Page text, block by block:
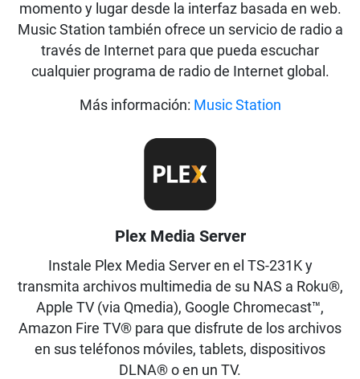
momento y lugar desde la interfaz basada en web.
Music Station también ofrece un servicio de radio a
través de Internet para que pueda escuchar
cualquier programa de radio de Internet global.
Más información: Music Station
Plex Media Server
Instale Plex Media Server en el TS-231K y
transmita archivos multimedia de su NAS a Roku®,
Apple TV (via Qmedia), Google Chromecast™,
Amazon Fire TV® para que disfrute de los archivos
en sus teléfonos móviles, tablets, dispositivos
DLNA® o en un TV.